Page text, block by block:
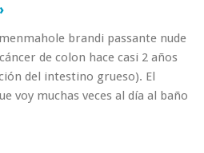
brandi passante nude
de colon hace casi 2 años
del intestino grueso). El
voy muchas veces al día al baño